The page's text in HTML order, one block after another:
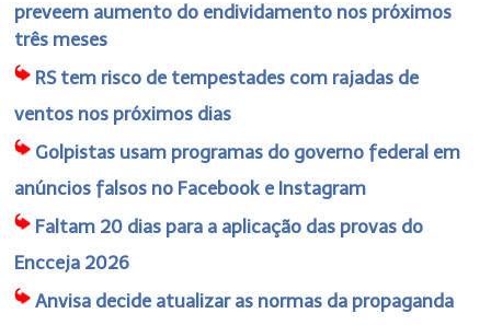
preveem aumento do endividamento nos próximos
três meses
RS tem risco de tempestades com rajadas de
ventos nos próximos dias
Golpistas usam programas do governo federal em
anúncios falsos no Facebook e Instagram
Faltam 20 dias para a aplicação das provas do
Encceja 2026
Anvisa decide atualizar as normas da propaganda